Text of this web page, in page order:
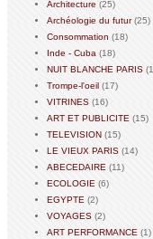
Architecture (25)
Archéologie du futur(25)
Consommation (18)
Inde - Cuba (18)
NUIT BLANCHE PARIS
Trompe-l'oeil (17)
VITRINES (16)
ART ET PUBLICITE (15)
TELEVISION (15)
LE VIEUX PARIS (14)
ABECEDAIRE (11)
ECOLOGIE (6)
EGYPTE (2)
VOYAGES (2)
ART PERFORMANCE (1)